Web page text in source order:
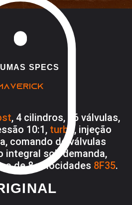
SPECS
, 4 cilindros, 16 válvulas,
10:1, turbo, injeção
comando de válvulas
integral sob demanda,
de 8 velocidades 8F35.